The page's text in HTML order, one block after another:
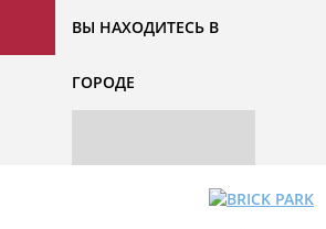
ВЫ НАХОДИТЕСЬ В
ГОРОДЕ